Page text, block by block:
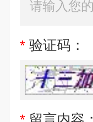
* 验证码：